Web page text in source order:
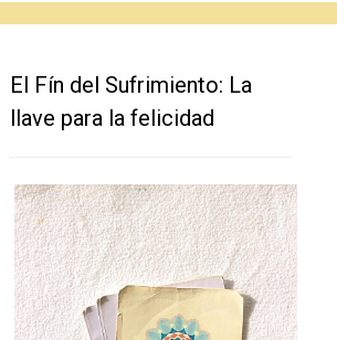
El Fín del Sufrimiento: La
llave para la felicidad